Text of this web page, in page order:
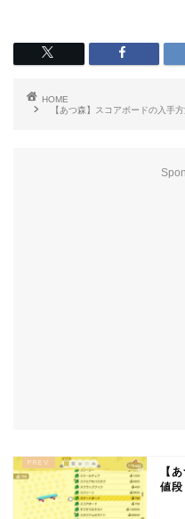
HOME
【あつ森】スコアボードの入手
【
値段